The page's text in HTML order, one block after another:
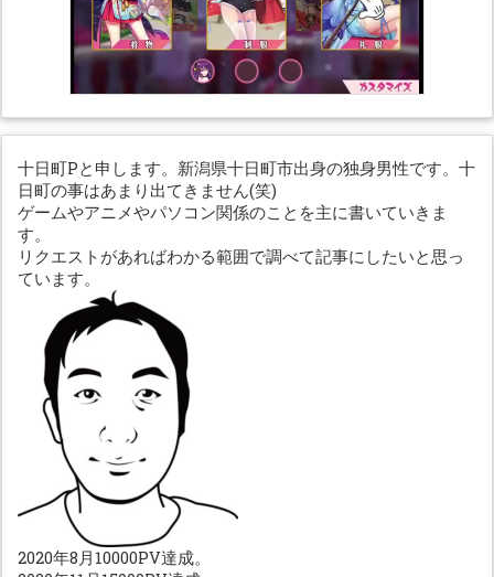
十日町Pと申します。新潟県十日町市出身の独身男性です。十
日町の事はあまり出てきません(笑)
ゲームやアニメやパソコン関係のことを主に書いていきま
す。
リクエストがあればわかる範囲で調べて記事にしたいと思っ
ています。
2020年8月10000PV達成。